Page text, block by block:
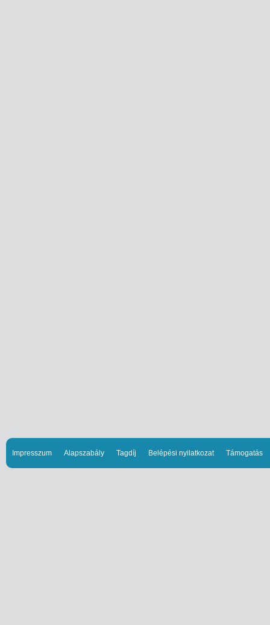
Impresszum Alapszabály Tagdíj Belépési nyilatkozat Támogatás